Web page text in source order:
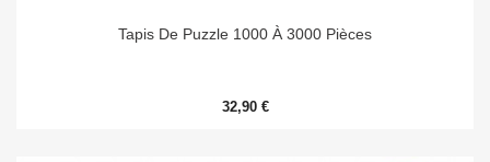
Tapis De Puzzle 1000 À 3000 Pièces
32,90 €